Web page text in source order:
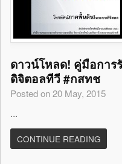
ดาวน์โหลด! คู่มือกา
ดิจิตอลทีวี #กสทช
Posted on 20 May, 2015
...
CONTINUE READING